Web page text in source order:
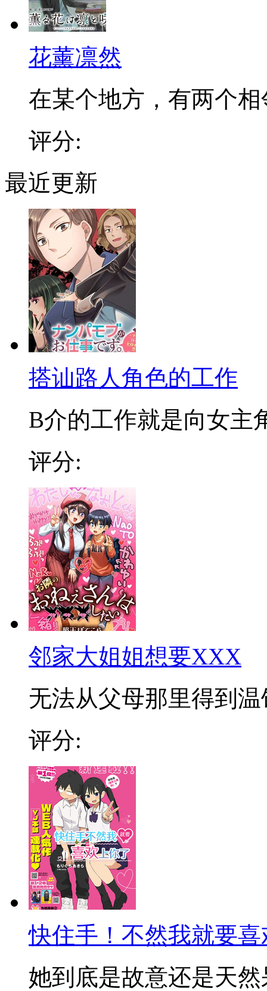
花薰凛然
在某个地方，有两个相
评分:
最近更新
搭讪路人角色的工作
B介的工作就是向女主
评分:
邻家大姐姐想要XXX
无法从父母那里得到温
评分:
快住手！不然我就要
她到底是故意还是天然